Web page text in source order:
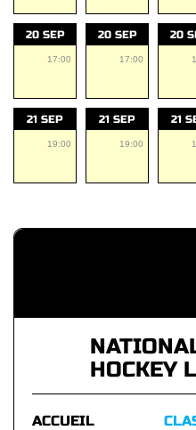
20 SEP
17:00
20 SEP
17:00
20
21 SEP
19:00
21 SEP
19:00
21
HOCKEY
ACCUEIL